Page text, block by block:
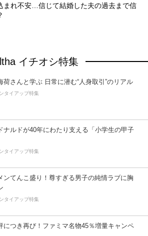
まれ不安…信じて結婚した夫の過去まで信
イチオシ特集
荷さんと学ぶ 日常に潜む“人身取引”のリアル
タイアップ特集
ナルドが40年にわたり支える「小学生の甲子
タイアップ特集
ンてんこ盛り！尊すぎる男子の純情ラブに胸
タイアップ特集
につき再び！ファミマ名物45％増量キャンペ